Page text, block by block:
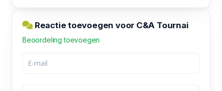
Reactie toevoegen voor C&A Tournai
Beoordeling toevoegen